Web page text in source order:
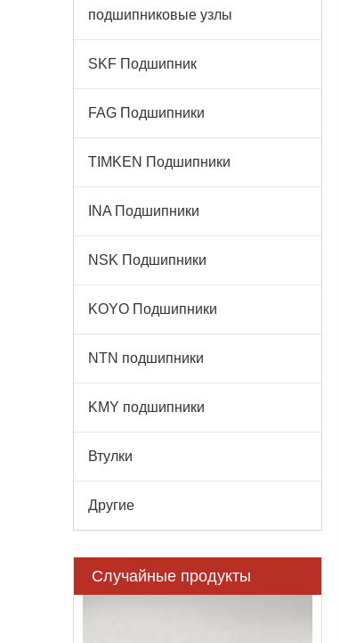
подшипниковые узлы
SKF Подшипник
FAG Подшипники
TIMKEN Подшипники
INA Подшипники
NSK Подшипники
KOYO Подшипники
NTN подшипники
KMY подшипники
Втулки
Другие
Случайные продукты